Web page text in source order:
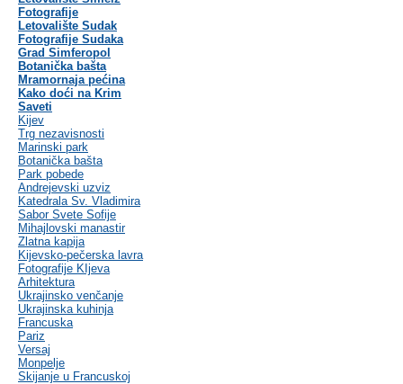
Fotografije
Letovalište Sudak
Fotografije Sudaka
Grad Simferopol
Botanička bašta
Mramornaja pećina
Kako doći na Krim
Saveti
Kijev
Trg nezavisnosti
Marinski park
Botanička bašta
Park pobede
Andrejevski uzviz
Katedrala Sv. Vladimira
Sabor Svete Sofije
Mihajlovski manastir
Zlatna kapija
Kijevsko-pečerska lavra
Fotografije KIjeva
Arhitektura
Ukrajinsko venčanje
Ukrajinska kuhinja
Francuska
Pariz
Versaj
Monpelje
Skijanje u Francuskoj